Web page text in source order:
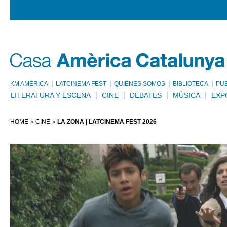
KM AMÈRICA LATCINEMA FEST QUIÉNES SOMOS BIBLIOTECA
LITERATURA Y ESCENA CINE DEBATES MÚSICA
HOME CINE LA ZONA | LATCINEMA FEST 2026